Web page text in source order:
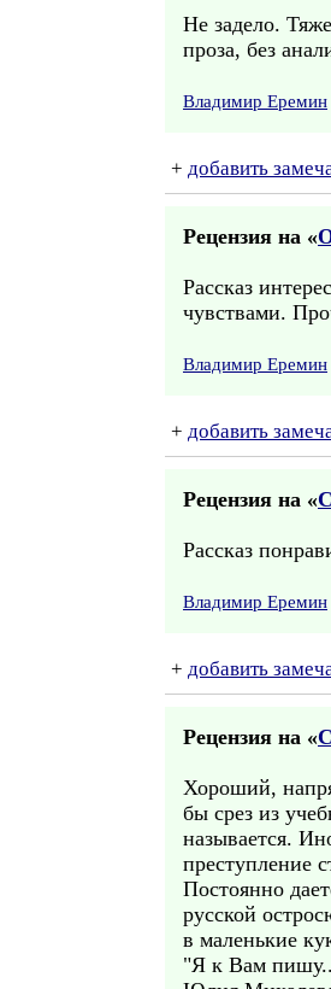
Не задело.
проза, без
Владимир Еремин
+ добавить
Рецензия на «
Рассказ
чувствами.
Владимир Еремин
+ добавить
Рецензия на «
Рассказ
Владимир Еремин
+ добавить
Рецензия на «
Хороший,
бы срез из
называется.
преступление
Постоянно
русской
в маленькие
"Я к Вам